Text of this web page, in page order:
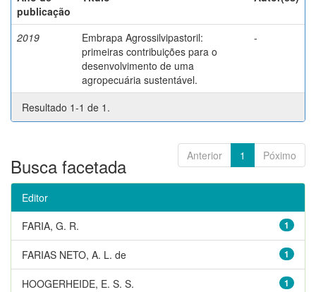
publicação
2019
Embrapa Agrossilvipastoril:
primeiras contribuições para o
desenvolvimento de uma
agropecuária sustentável.
-
Resultado 1-1 de 1.
Anterior 1 Póximo
Busca facetada
Editor
1
FARIA, G. R.
1
FARIAS NETO, A. L. de
1
HOOGERHEIDE, E. S. S.